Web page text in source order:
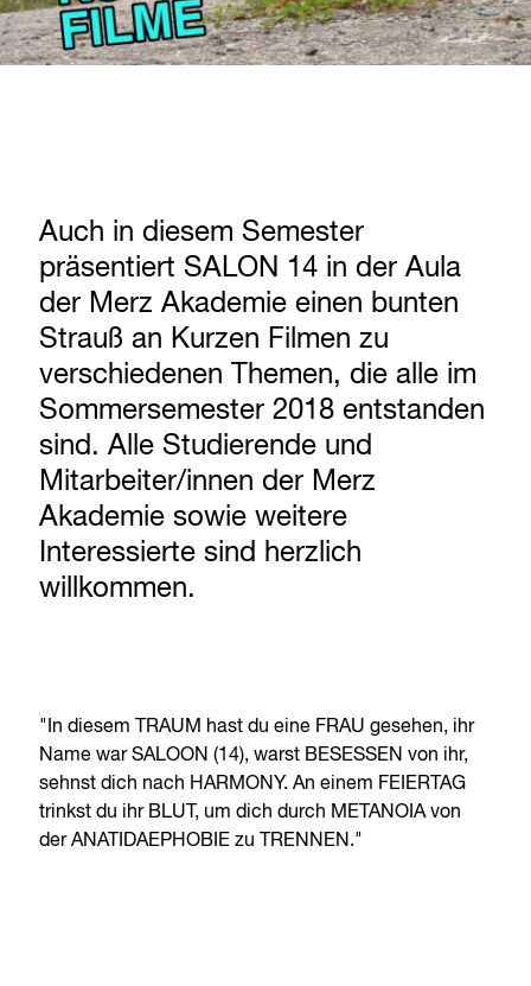
Auch in diesem Semester
präsentiert SALON 14 in der Aula
der Merz Akademie einen bunten
Strauß an Kurzen Filmen zu
verschiedenen Themen, die alle im
Sommersemester 2018 entstanden
sind. Alle Studierende und
Mitarbeiter/innen der Merz
Akademie sowie weitere
Interessierte sind herzlich
willkommen.
"In diesem TRAUM hast du eine FRAU gesehen, ihr
Name war SALOON (14), warst BESESSEN von ihr,
sehnst dich nach HARMONY. An einem FEIERTAG
trinkst du ihr BLUT, um dich durch METANOIA von
der ANATIDAEPHOBIE zu TRENNEN."